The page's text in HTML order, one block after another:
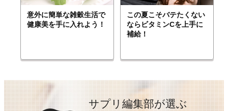
意外に簡単な雑穀生活で
健康美を手に入れよう！
この夏こそバテたくない
ならビタミンCを上手に
補給！
サプリ編集部が選ぶ